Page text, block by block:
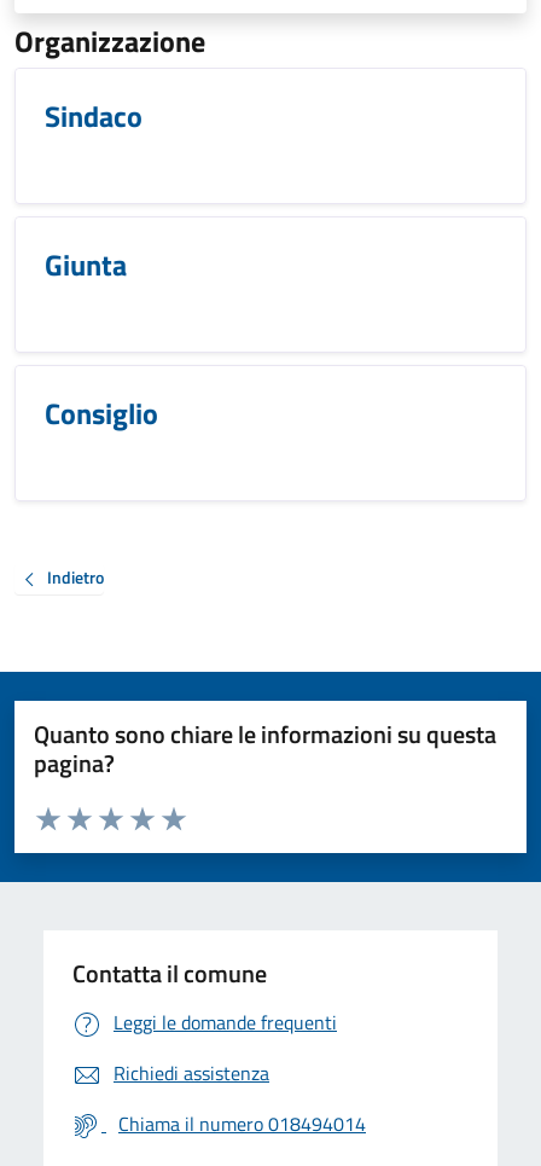
Organizzazione
Sindaco
Giunta
Consiglio
Indietro
Quanto sono chiare le informazioni su questa
pagina?
Valuta da 1 a 5 stelle la pagina
Valuta 5 stelle su 5
Valuta 4 stelle su 5
Valuta 3 stelle su 5
Valuta 2 stelle su 5
Valuta 1 stelle su 5
Contatta il comune
Leggi le domande frequenti
Richiedi assistenza
Chiama il numero 018494014